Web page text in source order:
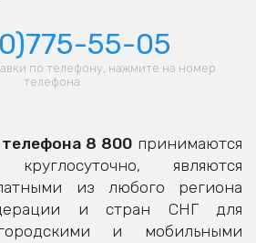
55-05
по телефону, нажмите на номер
телефона
8 800принимаются
являются
из любого региона
и стран СНГ для
и мобильными